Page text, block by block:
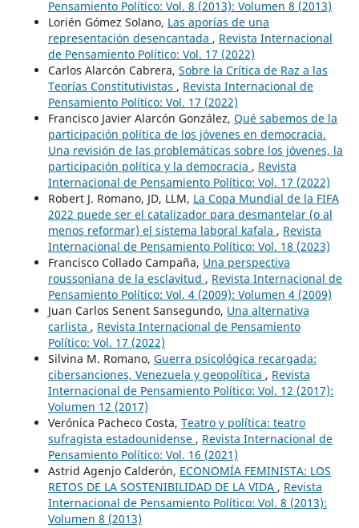
Pensamiento Político: Vol. 8 (2013): Volumen 8 (2013)
Lorién Gómez Solano, Las aporías de una
representación desencantada , Revista Internacional
de Pensamiento Político: Vol. 17 (2022)
Carlos Alarcón Cabrera, Sobre la Crítica de Raz a las
Teorías Constitutivistas , Revista Internacional de
Pensamiento Político: Vol. 17 (2022)
Francisco Javier Alarcón González, Qué sabemos de la
participación política de los jóvenes en democracia.
Una revisión de las problemáticas sobre los jóvenes, la
participación política y la democracia , Revista
Internacional de Pensamiento Político: Vol. 17 (2022)
Robert J. Romano, JD, LLM, La Copa Mundial de la FIFA
2022 puede ser el catalizador para desmantelar (o al
menos reformar) el sistema laboral kafala , Revista
Internacional de Pensamiento Político: Vol. 18 (2023)
Francisco Collado Campaña, Una perspectiva
roussoniana de la esclavitud , Revista Internacional de
Pensamiento Político: Vol. 4 (2009): Volumen 4 (2009)
Juan Carlos Senent Sansegundo, Una alternativa
carlista , Revista Internacional de Pensamiento
Político: Vol. 17 (2022)
Silvina M. Romano, Guerra psicológica recargada:
cibersanciones, Venezuela y geopolítica , Revista
Internacional de Pensamiento Político: Vol. 12 (2017):
Volumen 12 (2017)
Verónica Pacheco Costa, Teatro y política: teatro
sufragista estadounidense , Revista Internacional de
Pensamiento Político: Vol. 16 (2021)
Astrid Agenjo Calderón, ECONOMÍA FEMINISTA: LOS
RETOS DE LA SOSTENIBILIDAD DE LA VIDA , Revista
Internacional de Pensamiento Político: Vol. 8 (2013):
Volumen 8 (2013)